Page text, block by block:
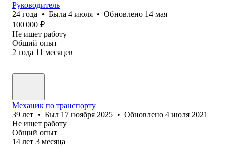
Руководитель
24 года • Была 4 июля • Обновлено 14 мая
100 000 ₽
Не ищет работу
Общий опыт
2 года 11 месяцев
Механик по транспорту
39 лет • Был 17 ноября 2025 • Обновлено 4 июля 2021
Не ищет работу
Общий опыт
14 лет 3 месяца